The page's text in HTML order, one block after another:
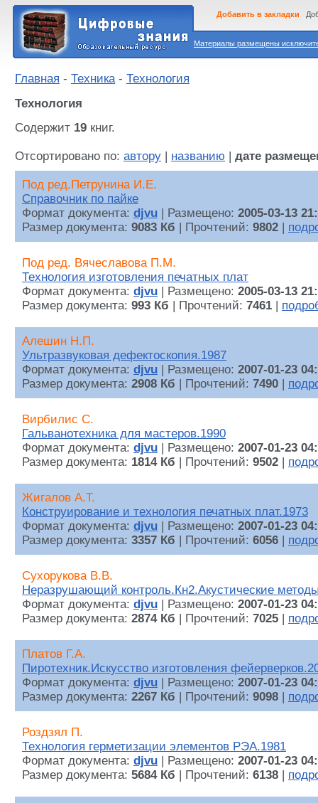
Материалы размещены
Добавить в закладки
Главная - Техника- Технология
Технология
Содержит 19 книг.
Отсортировано по: автору названию дате
Под ред.Петрунина И.Е.
Справочник по пайке
Формат документа: djvu | Размещено: 2005-03-13
Размер документа: 9083 Кб | Прочтений: 9802
Под ред. Вячеславова П.М.
Технология изготовления печатных плат
Формат документа: djvu | Размещено: 2005-03-13
Размер документа: 993 Кб | Прочтений: 7461
Алешин Н.П.
Ультразвуковая дефектоскопия.1987
Формат документа: djvu | Размещено: 2007-01-23
Размер документа: 2908 Кб | Прочтений: 7490
Вирбилис С.
Гальванотехника для мастеров.1990
Формат документа: djvu | Размещено: 2007-01-23
Размер документа: 1814 Кб | Прочтений: 9502
Жигалов А.Т.
Конструирование и технология печатных плат.1973
Формат документа: djvu | Размещено: 2007-01-23
Размер документа: 3357 Кб | Прочтений: 6056
Сухорукова В.В.
Неразрушающий контроль.Кн2.Акустические
Формат документа: djvu | Размещено: 2007-01-23
Размер документа: 2874 Кб | Прочтений: 7025
Платов Г.А.
Пиротехник.Искусство изготовления
Формат документа: djvu | Размещено: 2007-01-23
Размер документа: 2267 Кб | Прочтений: 9098
Роздзял П.
Технология герметизации элементов РЭА.1981
Формат документа: djvu | Размещено: 2007-01-23
Размер документа: 5684 Кб | Прочтений: 6138